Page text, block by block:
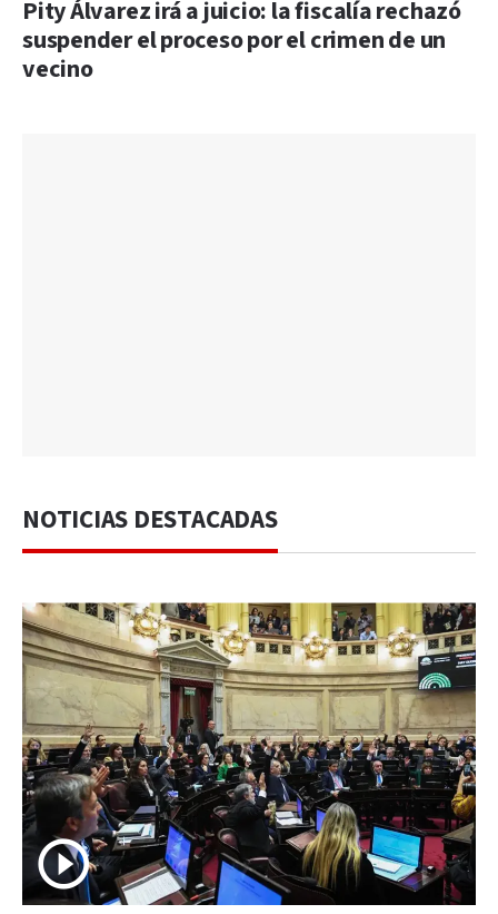
Pity Álvarez irá a juicio: la fiscalía rechazó
suspender el proceso por el crimen de un
vecino
NOTICIAS DESTACADAS